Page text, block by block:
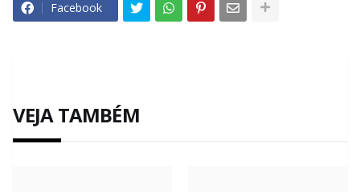
Facebook
VEJA TAMBÉM